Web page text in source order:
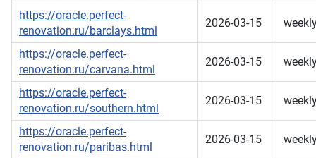
https://oracle.perfect-
renovation.ru/barclays.html
2026-03-15
https://oracle.perfect-
renovation.ru/carvana.html
2026-03-15
https://oracle.perfect-
renovation.ru/southern.html
2026-03-15
https://oracle.perfect-
renovation.ru/paribas.html
2026-03-15